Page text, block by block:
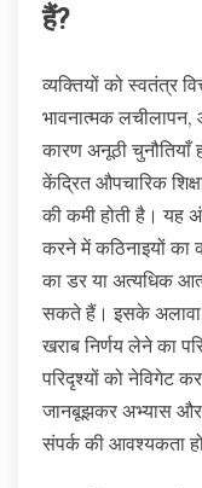
हैं?
व्यक्तियों को स्वतंत्र
भावनात्मक
कारण अनूठी चुनौतियाँ
केंद्रित औपचारिक
की कमी होती है। यह
करने में कठिनाइयों का
का डर या अत्यधिक
सकते हैं। इसके अलावा,
खराब निर्णय लेने का
परिदृश्यों को नेविगेट
जानबूझकर अभ्यास और
संपर्क की आवश्यकता